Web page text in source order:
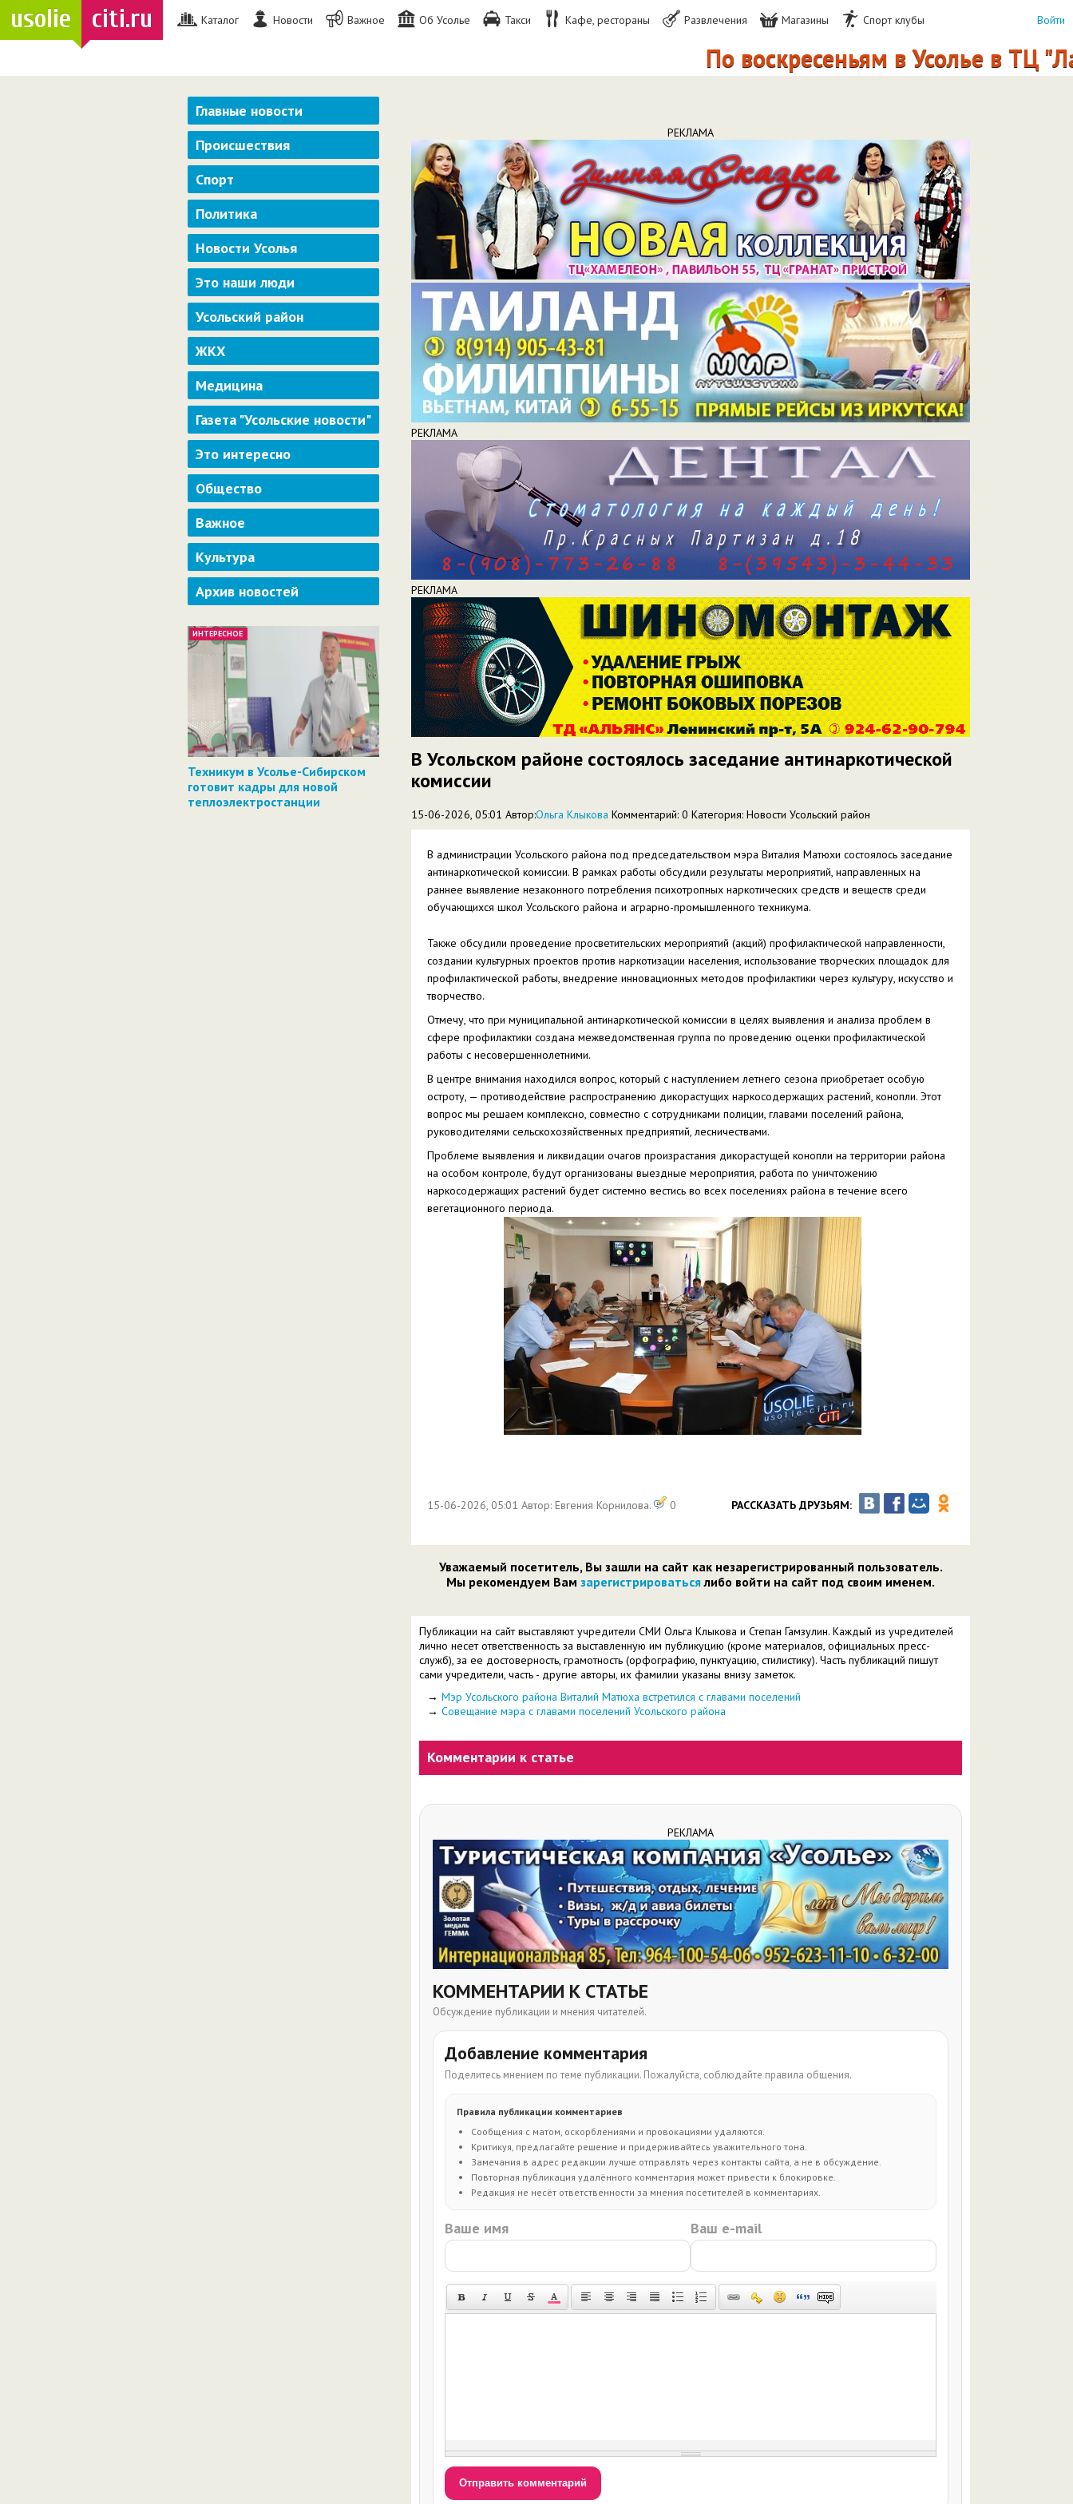
usolie citi.ru Каталог Новости Важное Об Усолье Такси Кафе, рестораны Развлечения Магазины Спорт клубы
По воскресеньям в Усолье в ТЦ
Войти
Главные новости
Происшествия
Спорт
Политика
Новости Усолья
Это наши люди
Усольский район
ЖКХ
Медицина
Газета "Усольские новости"
Это интересно
Общество
Важное
Культура
Архив новостей
ИНТЕРЕСНОЕ
Техникум в Усолье-Сибирском
готовит кадры для новой
теплоэлектростанции
РЕКЛАМА
РЕКЛАМА
РЕКЛАМА
В Усольском районе состоялось заседание антинаркотической
комиссии
15-06-2026, 05:01 Автор:Ольга Клыкова Комментарий: 0 Категория: Новости Усольский район
В администрации Усольского района под председательством мэра Виталия Матюхи состоялось заседание
антинаркотической комиссии. В рамках работы обсудили результаты мероприятий, направленных на
раннее выявление незаконного потребления психотропных наркотических средств и веществ среди
обучающихся школ Усольского района и аграрно-промышленного техникума.
Также обсудили проведение просветительских мероприятий (акций) профилактической направленности,
создании культурных проектов против наркотизации населения, использование творческих площадок для
профилактической работы, внедрение инновационных методов профилактики через культуру, искусство и
творчество.
Отмечу, что при муниципальной антинаркотической комиссии в целях выявления и анализа проблем в
сфере профилактики создана межведомственная группа по проведению оценки профилактической
работы с несовершеннолетними.
В центре внимания находился вопрос, который с наступлением летнего сезона приобретает особую
остроту, — противодействие распространению дикорастущих наркосодержащих растений, конопли. Этот
вопрос мы решаем комплексно, совместно с сотрудниками полиции, главами поселений района,
руководителями сельскохозяйственных предприятий, лесничествами.
Проблеме выявления и ликвидации очагов произрастания дикорастущей конопли на территории района
на особом контроле, будут организованы выездные мероприятия, работа по уничтожению
наркосодержащих растений будет системно вестись во всех поселениях района в течение всего
вегетационного периода.
15-06-2026, 05:01 Автор: Евгения Корнилова. 0 РАССКАЗАТЬ ДРУЗЬЯМ:
Уважаемый посетитель, Вы зашли на сайт как незарегистрированный пользователь.
Мы рекомендуем Вам зарегистрироватьсялибо войти на сайт под своим именем.
Публикации на сайт выставляют учредители СМИ Ольга Клыкова и Степан Гамзулин. Каждый из учредителей
лично несет ответственность за выставленную им публикуцию (кроме материалов, официальных пресс-
служб), за ее достоверность, грамотность (орфографию, пунктуацию, стилистику). Часть публикаций пишут
сами учредители, часть - другие авторы, их фамилии указаны внизу заметок.
→ Мэр Усольского района Виталий Матюха встретился с главами поселений
→ Совещание мэра с главами поселений Усольского района
Комментарии к статье
РЕКЛАМА
КОММЕНТАРИИ К СТАТЬЕ
Обсуждение публикации и мнения читателей.
Добавление комментария
Поделитесь мнением по теме публикации. Пожалуйста, соблюдайте правила общения.
Правила публикации комментариев
Сообщения с матом, оскорблениями и провокациями удаляются.
Критикуя, предлагайте решение и придерживайтесь уважительного тона.
Замечания в адрес редакции лучше отправлять через контакты сайта, а не в обсуждение.
Повторная публикация удалённого комментария может привести к блокировке.
Редакция не несёт ответственности за мнения посетителей в комментариях.
Ваше имя Ваш e-mail
Отправить комментарий